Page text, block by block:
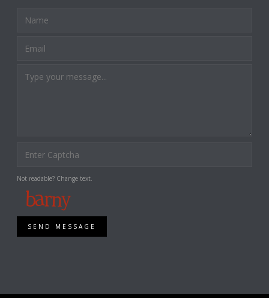
Not readable? Change text.
SEND MESSAGE